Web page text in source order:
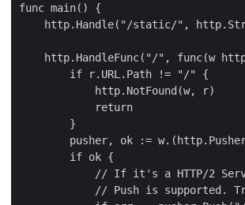
func main() {
http.Handle("/static/",
http.HandleFunc("/", func(w
        if r.URL.Path != "/" {
            http.NotFound(w, r)
            return
        }
pusher, ok :=
        if ok {
// If it's a HTTP/2
// Push is supported.